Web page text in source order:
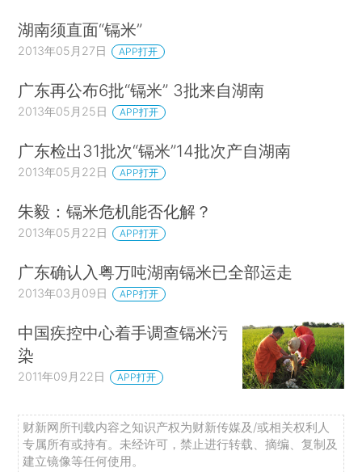
湖南须直面“镉米”
2013年05月27日 APP打开
广东再公布6批“镉米” 3批来自湖南
2013年05月25日 APP打开
广东检出31批次“镉米”14批次产自湖南
2013年05月22日 APP打开
朱毅：镉米危机能否化解？
2013年05月22日 APP打开
广东确认入粤万吨湖南镉米已全部运走
2013年03月09日 APP打开
中国疾控中心着手调查镉米污
染
2011年09月22日 APP打开
财新网所刊载内容之知识产权为财新传媒及/或相关权利人
专属所有或持有。未经许可，禁止进行转载、摘编、复制及
建立镜像等任何使用。